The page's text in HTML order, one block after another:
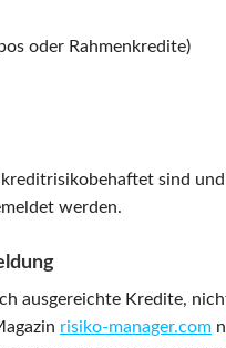
oder Rahmenkredite)
sind
werden.
ausgereichte Kredite,
risiko-manager.com